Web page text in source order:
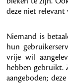
deze niet
Niemand is
hun
vrije wil
hebben gebruikt.
aangeboden;